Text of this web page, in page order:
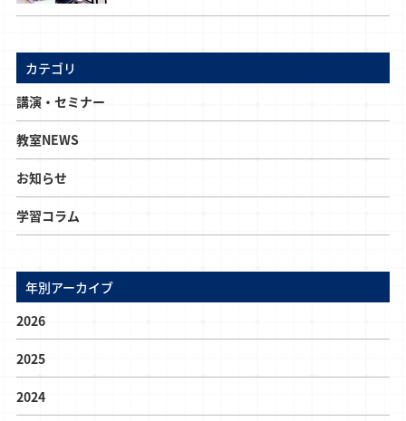
カテゴリ
講演・セミナー
教室NEWS
お知らせ
学習コラム
年別アーカイブ
2026
2025
2024